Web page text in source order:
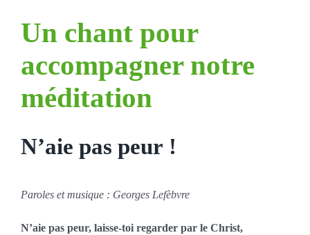
Un chant pour
accompagner notre
méditation
N’aie pas peur !
Paroleset musique : Georges Lefèbvre
N’aie pas peur, laisse-toi regarder par le Christ,